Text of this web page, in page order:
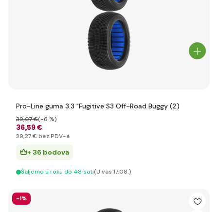
Pro-Line guma 3.3 "Fugitive S3 Off-Road Buggy (2)
36,59 €
39,07 €(-6 %)
29,27 € bez PDV-a
+ 36 bodova
Šaljemo u roku do 48 sati(U vas 17.08.)
-1%